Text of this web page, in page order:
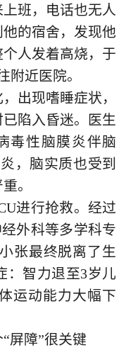
班，电话也无人
的宿舍，发现他
人发着高烧，于
附近医院。
出现嗜睡症状，
陷入昏迷。医生
毒性脑膜炎伴脑
，脑实质也受到
。
进行抢救。经过
外科等多学科专
张最终脱离了生
：智力退至3岁儿
运动能力大幅下
屏障”很关键